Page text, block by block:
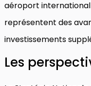
aéroport international
représentent des
investissements
Les